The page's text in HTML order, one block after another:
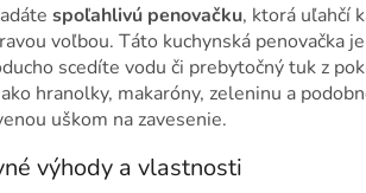
spoľahlivú penovačku, ktorá uľahčí
voľbou. Táto kuchynská penovačka
scedíte vodu či prebytočný tuk z
hranolky, makaróny, zeleninu a
uškom na zavesenie.
výhody a vlastnosti